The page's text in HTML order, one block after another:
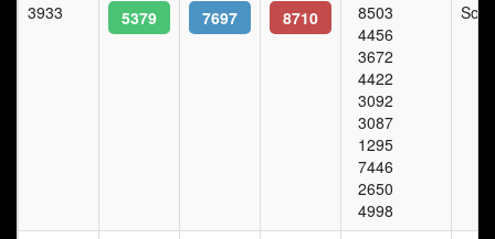
3933 5379 7697 8710
8503
4456
3672
4422
3092
3087
1295
7446
2650
4998